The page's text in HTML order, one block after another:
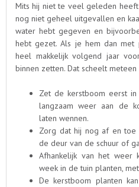
Mits hij niet te veel geleden
nog niet geheel uitgevallen en
water hebt gegeven en
hebt gezet. Als je hem dan
heel makkelijk volgend jaar
binnen zetten. Dat scheelt
Zet de kerstboom eerst
langzaam weer aan de
laten wennen.
Zorg dat hij nog af en
de deur van de schuur of
Afhankelijk van het
week in de tuin planten,
De kerstboom planten